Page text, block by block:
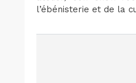
l’ébénisterie et de la